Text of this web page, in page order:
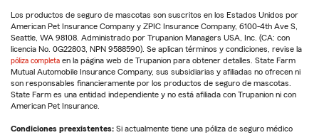
Los productos de seguro de mascotas son suscritos en los Estados Unidos por
American Pet Insurance Company y ZPIC Insurance Company, 6100-4th Ave S,
Seattle, WA 98108. Administrado por Trupanion Managers USA, Inc. (CA: con
licencia No. 0G22803, NPN 9588590). Se aplican términos y condiciones, revise la
póliza completa en la página web de Trupanion para obtener detalles. State Farm
Mutual Automobile Insurance Company, sus subsidiarias y afiliadas no ofrecen ni
son responsables financieramente por los productos de seguro de mascotas.
State Farm es una entidad independiente y no está afiliada con Trupanion ni con
American Pet Insurance.
Condiciones preexistentes: Si actualmente tiene una póliza de seguro médico